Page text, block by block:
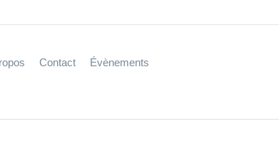
Contact Évènements